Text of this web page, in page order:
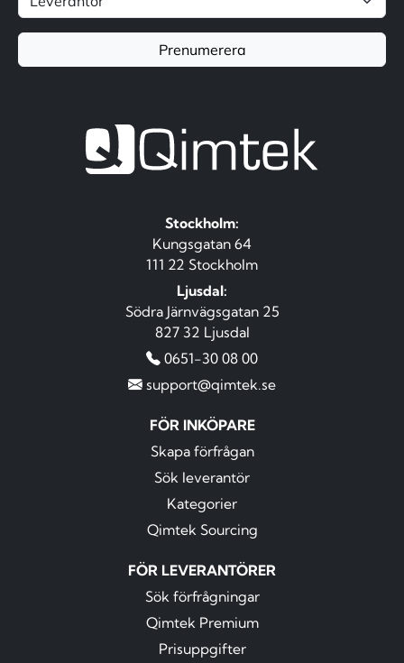
Prenumerera
Stockholm:
Kungsgatan 64
111 22 Stockholm
Ljusdal:
Södra Järnvägsgatan 25
827 32 Ljusdal
0651-30 08 00
support@qimtek.se
FÖR INKÖPARE
Skapa förfrågan
Sök leverantör
Kategorier
Qimtek Sourcing
FÖR LEVERANTÖRER
Sök förfrågningar
Qimtek Premium
Prisuppgifter